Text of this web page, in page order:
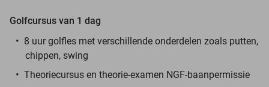
Golfcursus van 1 dag
8 uur golfles met verschillende onderdelen zoals putten,
chippen, swing
Theoriecursus en theorie-examen NGF-baanpermissie